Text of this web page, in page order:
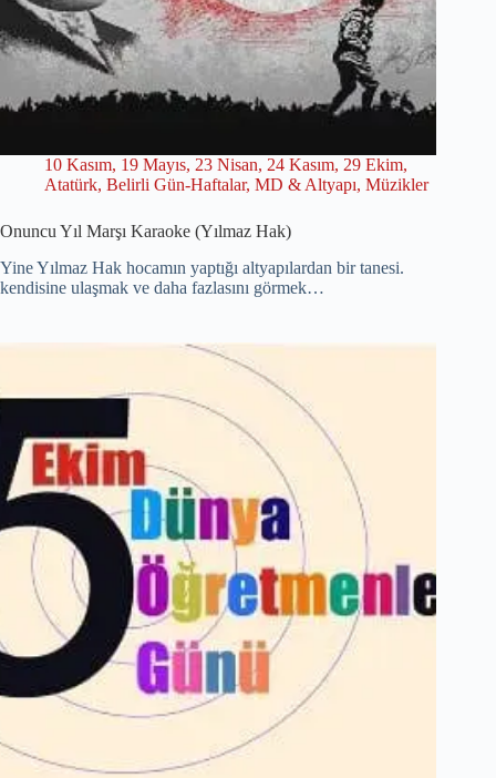
10 Kasım, 19 Mayıs, 23 Nisan, 24 Kasım, 29 Ekim,
Atatürk, Belirli Gün-Haftalar, MD & Altyapı, Müzikler
Onuncu Yıl Marşı Karaoke (Yılmaz Hak)
Yine Yılmaz Hak hocamın yaptığı altyapılardan bir tanesi.
kendisine ulaşmak ve daha fazlasını görmek…